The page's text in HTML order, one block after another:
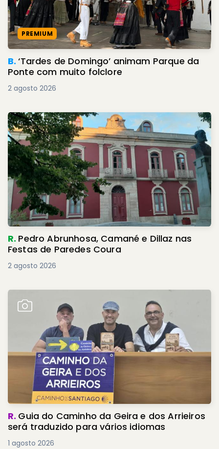
PREMIUM
B.‘Tardes de Domingo’ animam Parque da
Ponte com muito folclore
2 agosto 2026
R. Pedro Abrunhosa, Camané e Dillaz nas
Festas de Paredes Coura
2 agosto 2026
R. Guia do Caminho da Geira e dos Arrieiros
será traduzido para vários idiomas
1 agosto 2026